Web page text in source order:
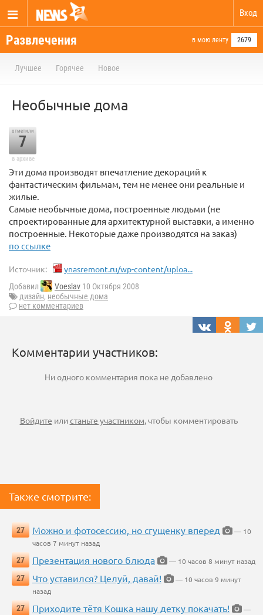
Вход
Развлечения в мою ленту 2679
Лучшее Горячее Новое
Необычные дома
отметили
7
в архиве
Эти дома производят впечатление декораций к
фантастическим фильмам, тем не менее они реальные и
жилые.
Самые необычные дома, построенные людьми (не
спроектированные для архитектурной выставки, а именно
построенные. Некоторые даже производятся на заказ)
по ссылке
Источник: ynasremont.ru/wp-content/uploa...
Добавил Voeslav 10 Октября 2008
дизайн, необычные дома
нет комментариев
Комментарии участников:
Ни одного комментария пока не добавлено
Войдите илистаньте участником, чтобы комментировать
Также смотрите:
27 Можно и фотосессию, но сгущенку вперед
— 10
часов 7 минут назад
27
Презентация нового блюда
— 10 часов 8 минут назад
27
Что уставился? Целуй, давай!
— 10 часов 9 минут
назад
27
Приходите тётя Кошка нашу детку покачать!
—